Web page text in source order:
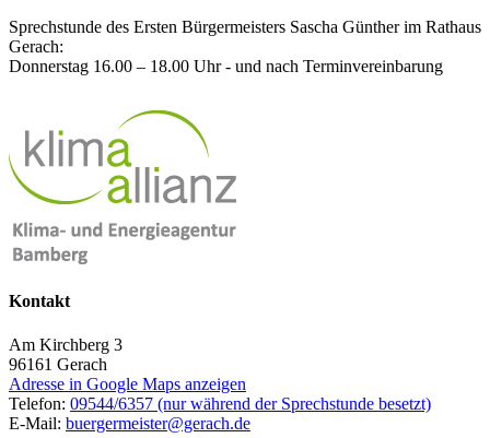
Sprechstunde des Ersten Bürgermeisters Sascha Günther im Rathaus
Gerach:
Donnerstag 16.00 – 18.00 Uhr - und nach Terminvereinbarung
Kontakt
Am Kirchberg 3
96161 Gerach
Adresse in Google Maps anzeigen
Telefon: 09544/6357 (nur während der Sprechstunde besetzt)
E-Mail: buergermeister@gerach.de